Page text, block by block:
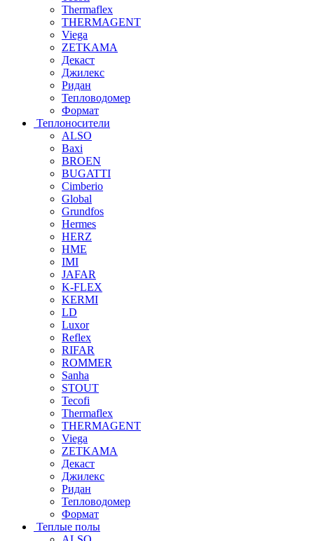
Thermaflex
THERMAGENT
Viega
ZETKAMA
Декаст
Джилекс
Ридан
Тепловодомер
Формат
Теплоносители
ALSO
Baxi
BROEN
BUGATTI
Cimberio
Global
Grundfos
Hermes
HERZ
HME
IMI
JAFAR
K-FLEX
KERMI
LD
Luxor
Reflex
RIFAR
ROMMER
Sanha
STOUT
Tecofi
Thermaflex
THERMAGENT
Viega
ZETKAMA
Декаст
Джилекс
Ридан
Тепловодомер
Формат
Теплые полы